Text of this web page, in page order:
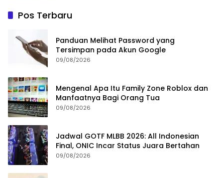
Pos Terbaru
Panduan Melihat Password yang
Tersimpan pada Akun Google
09/08/2026
Mengenal Apa Itu Family Zone Roblox dan
Manfaatnya Bagi Orang Tua
09/08/2026
Jadwal GOTF MLBB 2026: All Indonesian
Final, ONIC Incar Status Juara Bertahan
09/08/2026